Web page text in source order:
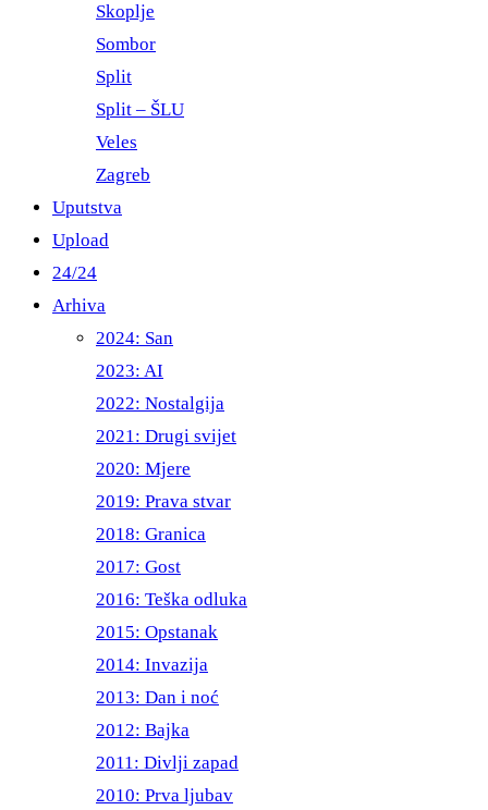
Skoplje
Sombor
Split
Split – ŠLU
Veles
Zagreb
Uputstva
Upload
24/24
Arhiva
2024: San
2023: AI
2022: Nostalgija
2021: Drugi svijet
2020: Mjere
2019: Prava stvar
2018: Granica
2017: Gost
2016: Teška odluka
2015: Opstanak
2014: Invazija
2013: Dan i noć
2012: Bajka
2011: Divlji zapad
2010: Prva ljubav